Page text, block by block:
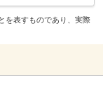
を表すものであり、実際